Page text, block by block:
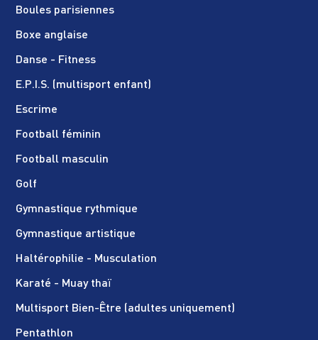
Boules parisiennes
Boxe anglaise
Danse - Fitness
E.P.I.S. (multisport enfant)
Escrime
Football féminin
Football masculin
Golf
Gymnastique rythmique
Gymnastique artistique
Haltérophilie - Musculation
Karaté - Muay thaï
Multisport Bien-Être (adultes uniquement)
Pentathlon